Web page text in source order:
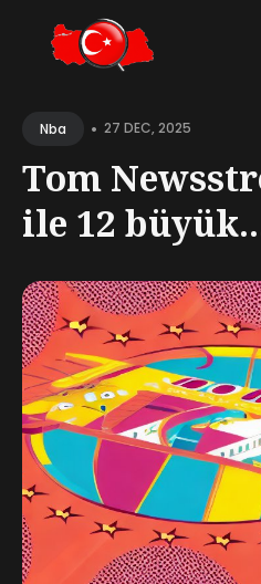
forNba • 27 DEC, 2025
Tom
ile 12